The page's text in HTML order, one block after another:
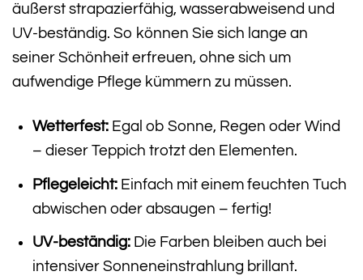
äußerst strapazierfähig, wasserabweisend und
UV-beständig. So können Sie sich lange an
seiner Schönheit erfreuen, ohne sich um
aufwendige Pflege kümmern zu müssen.
Wetterfest:Egal ob Sonne, Regen oder Wind
– dieser Teppich trotzt den Elementen.
Pflegeleicht:Einfach mit einem feuchten Tuch
abwischen oder absaugen – fertig!
UV-beständig:Die Farben bleiben auch bei
intensiver Sonneneinstrahlung brillant.